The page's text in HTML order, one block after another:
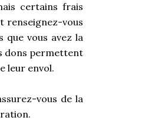
certains frais
renseignez-vous
que vous avez la
dons permettent
leur envol.
vous de la